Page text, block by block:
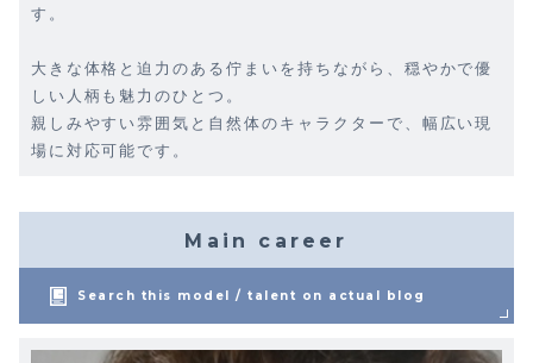
す。
大きな体格と迫力のある佇まいを持ちながら、穏やかで優
しい人柄も魅力のひとつ。
親しみやすい雰囲気と自然体のキャラクターで、幅広い現
場に対応可能です。
Main career
Search this model / talent on actual blog